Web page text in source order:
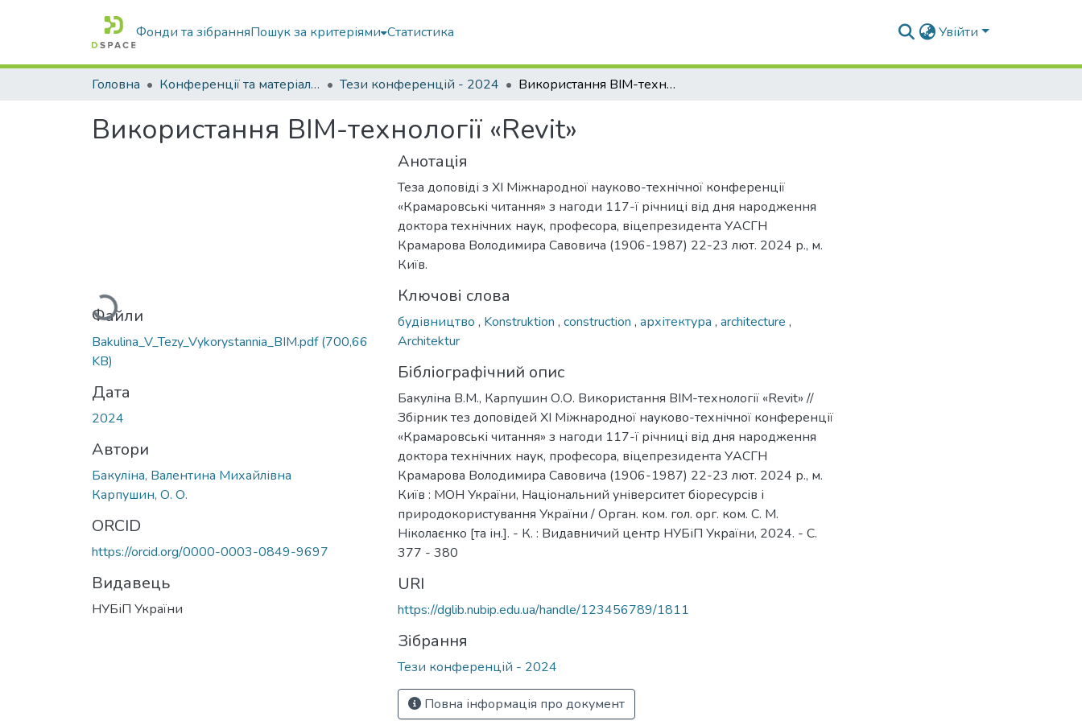
Фонди та зібранняПошук за критеріями Статистика Увійти
Головна Конференції та матеріали конференцій Тези конференцій - 2024 Використання BIM-технології «Revit»
Використання BIM-технології «Revit»
Вантажиться...
Файли
Bakulina_V_Tezy_Vykorystannia_BIM.pdf(700,66
KB)
Дата
2024
Автори
Бакуліна, Валентина Михайлівна
Карпушин, О. О.
ORCID
https://orcid.org/0000-0003-0849-9697
Видавець
НУБіП України
Анотація
Теза доповіді з ХІ Міжнародної науково-технічної конференції
«Крамаровські читання» з нагоди 117-ї річниці від дня народження
доктора технічних наук, професора, віцепрезидента УАСГН
Крамарова Володимира Савовича (1906-1987) 22-23 лют. 2024 р., м.
Київ.
Ключові слова
будівництво , Konstruktion , construction , архітектура , architecture ,
Architektur
Бібліографічний опис
Бакуліна В.М., Карпушин О.О. Використання BIM-технології «Revit» //
Збірник тез доповідей ХI Міжнародної науково-технічної конференції
«Крамаровські читання» з нагоди 117-ї річниці від дня народження
доктора технічних наук, професора, віцепрезидента УАСГН
Крамарова Володимира Савовича (1906-1987) 22-23 лют. 2024 р., м.
Київ : МОН України, Національний університет біоресурсів і
природокористування України / Орган. ком. гол. орг. ком. С. М.
Ніколаєнко [та ін.]. - К. : Видавничий центр НУБіП України, 2024. - С.
377 - 380
URI
https://dglib.nubip.edu.ua/handle/123456789/1811
Зібрання
Тези конференцій - 2024
Повна інформація про документ